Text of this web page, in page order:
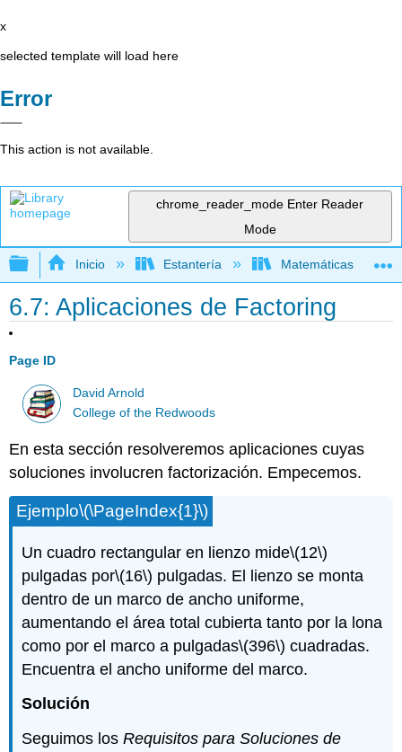
x
selected template will load here
Error
This action is not available.
chrome_reader_mode Enter Reader
Mode
Expandir/contraer jerarquía global
Inicio Estantería Matemáticas
6.7: Aplicaciones de Factoring
Page ID
David Arnold
College of the Redwoods
En esta sección resolveremos aplicaciones cuyas
soluciones involucren factorización. Empecemos.
Ejemplo\(\PageIndex{1}\)
Un cuadro rectangular en lienzo mide\(12\)
pulgadas por\(16\) pulgadas. El lienzo se monta
dentro de un marco de ancho uniforme,
aumentando el área total cubierta tanto por la lona
como por el marco a pulgadas\(396\) cuadradas.
Encuentra el ancho uniforme del marco.
Solución
Seguimos losRequisitos para Soluciones de